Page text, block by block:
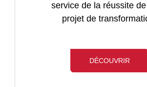
service de la réussite
projet de
DÉCOUVRIR